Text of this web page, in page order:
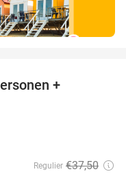
+
Regulier €37,50